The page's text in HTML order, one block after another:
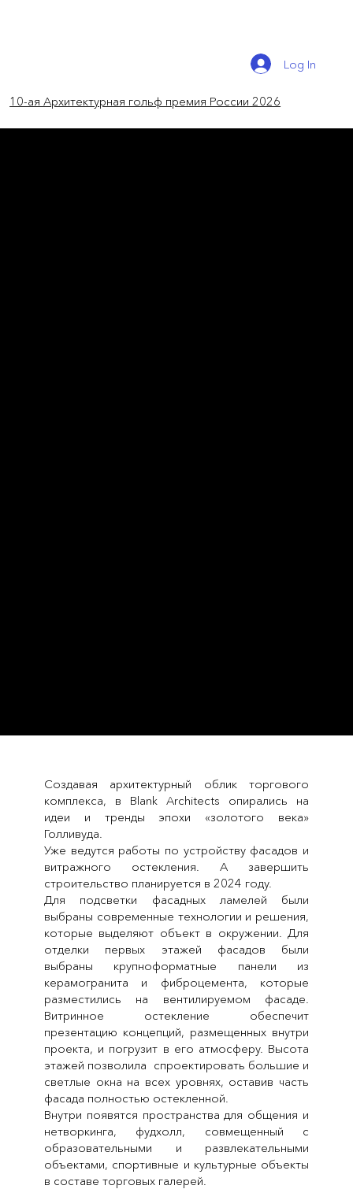
Log In
Создавая архитектурный облик торгового
комплекса, в Blank Architects опирались на
идеи и тренды эпохи «золотого века»
Голливуда.
Уже ведутся работы по устройству фасадов и
витражного остекления. А завершить
строительство планируется в 2024 году.
Для подсветки фасадных ламелей были
выбраны современные технологии и решения,
которые выделяют объект в окружении. Для
отделки первых этажей фасадов были
выбраны крупноформатные панели из
керамогранита и фиброцемента, которые
разместились на вентилируемом фасаде.
Витринное остекление обеспечит
презентацию концепций, размещенных внутри
проекта, и погрузит в его атмосферу. Высота
этажей позволила спроектировать большие и
светлые окна на всех уровнях, оставив часть
фасада полностью остекленной.
Внутри появятся пространства для общения и
нетворкинга, фудхолл, совмещенный с
образовательными и развлекательными
объектами, спортивные и культурные объекты
в составе торговых галерей.
10-ая Архитектурная гольф премия России 2026